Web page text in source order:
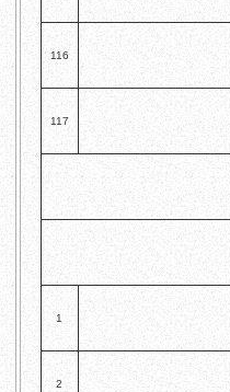
116
117
1
2